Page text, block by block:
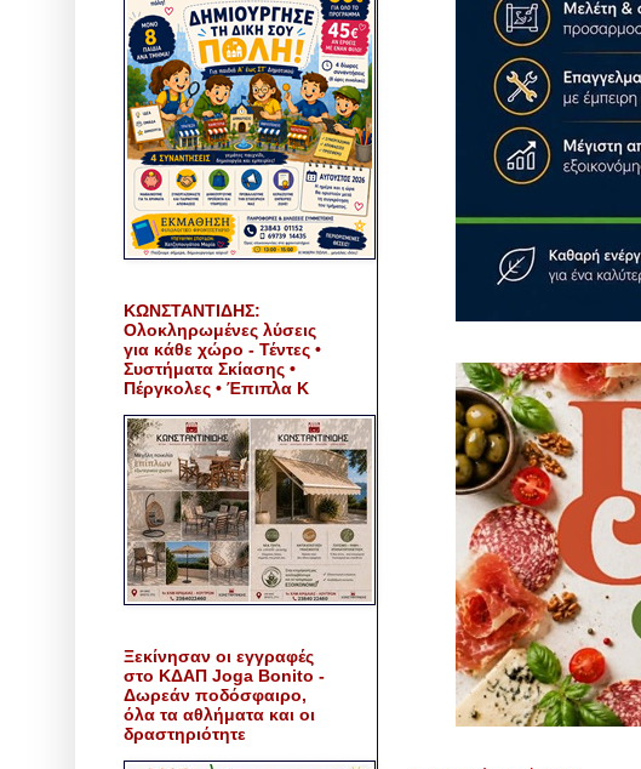
ΚΩΝΣΤΑΝΤΙΔΗΣ:
Ολοκληρωμένες λύσεις
για κάθε χώρο - Τέντες •
Συστήματα Σκίασης •
Πέργκολες • Έπιπλα Κ
Ξεκίνησαν οι εγγραφές
στο ΚΔΑΠ Joga Bonito -
Δωρεάν ποδόσφαιρο,
όλα τα αθλήματα και οι
δραστηριότητε